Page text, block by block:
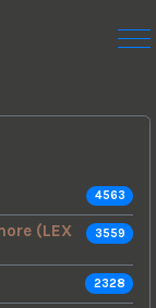
4563
(LEX
3559
2328